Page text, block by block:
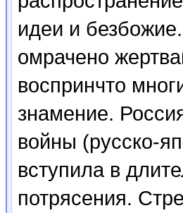
идеи и
омрачено
воспринчто
знамение.
войны (русско-
вступила в
потрясения.